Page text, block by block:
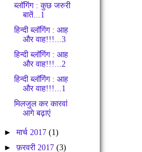
ब्लॉगिंग : कुछ जरुरी
बातें...1
हिन्दी ब्लॉगिंग : आह
और वाह!!!...3
हिन्दी ब्लॉगिंग : आह
और वाह!!!...2
हिन्दी ब्लॉगिंग : आह
और वाह!!!...1
मिलजुल कर कारवां
आगे बढ़ाएं
►मार्च 2017(1)
►फ़रवरी 2017(3)